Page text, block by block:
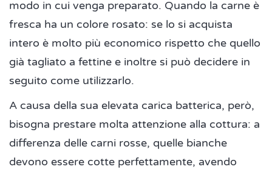
modo in cui venga preparato. Quando la carne è
fresca ha un colore rosato: se lo si acquista
intero è molto più economico rispetto che quello
già tagliato a fettine e inoltre si può decidere in
seguito come utilizzarlo.
A causa della sua elevata carica batterica, però,
bisogna prestare molta attenzione alla cottura: a
differenza delle carni rosse, quelle bianche
devono essere cotte perfettamente, avendo